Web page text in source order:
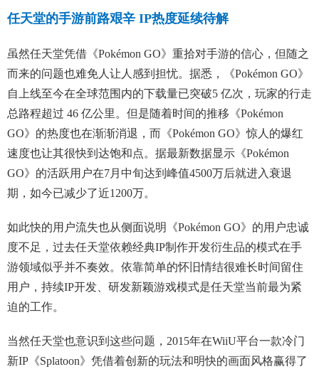
任天堂的手游前路艰辛 IP热度延续待解
虽然任天堂凭借《Pokémon GO》重拾对手游的信心，但随之
而来的问题也难免人让人感到担忧。据悉，《Pokémon GO》
自上线至今在全球范围内的下载量已突破5 亿次，玩家的行走
总路程超过 46 亿公里。但是随着时间的推移《Pokémon
GO》的热度也在渐渐消退，而《Pokémon GO》惊人的爆红
速度也让其很快到达饱和点。据最新数据显示《Pokémon
GO》的活跃用户在7月中旬达到峰值4500万后就进入衰退
期，如今已减少了近1200万。
如此快的用户流失也从侧面说明《Pokémon GO》的用户忠诚
度不足，过去任天堂依赖经典IP制作开发衍生品的模式在手
游领域似乎并不奏效。依靠简单的怀旧情结很难长时间留住
用户，持续IP开发、研发新颖游戏模式是任天堂当前最为紧
迫的工作。
当然任天堂也意识到这些问题，2015年在WiiU平台一款冷门
新IP《Splatoon》凭借着创新的玩法和明快的画面风格赢得了